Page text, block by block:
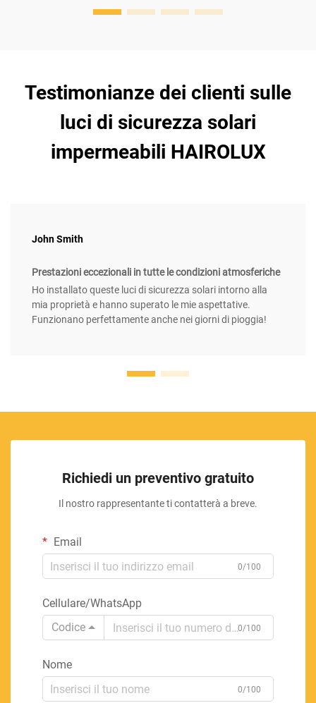
Testimonianze dei clienti sulle
luci di sicurezza solari
impermeabili HAIROLUX
John Smith
Prestazioni eccezionali in tutte le condizioni atmosferiche
Ho installato queste luci di sicurezza solari intorno alla
mia proprietà e hanno superato le mie aspettative.
Funzionano perfettamente anche nei giorni di pioggia!
Richiedi un preventivo gratuito
Il nostro rappresentante ti contatterà a breve.
Email
0/100
Cellulare/WhatsApp
Codice
0/100
Nome
0/100